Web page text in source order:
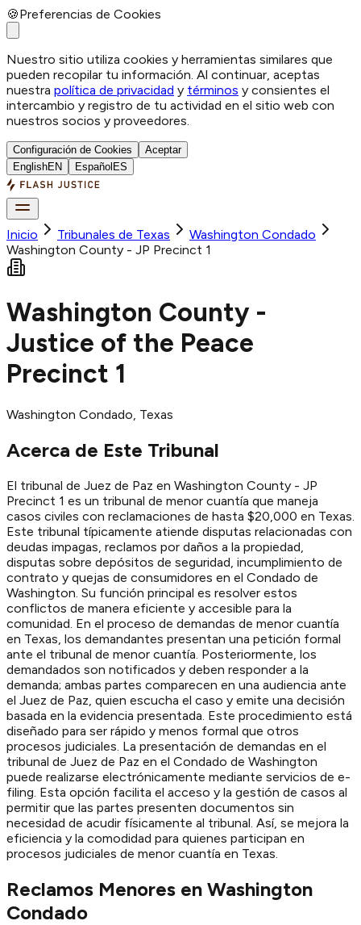
🍪Preferencias de Cookies
Nuestro sitio utiliza cookies y herramientas similares que
pueden recopilar tu información. Al continuar, aceptas
nuestra política de privacidad y términos y consientes el
intercambio y registro de tu actividad en el sitio web con
nuestros socios y proveedores.
Configuración de Cookies
Aceptar
EnglishEN Español ES
Inicio Tribunales de Texas Washington Condado
Washington County - JP Precinct 1
Washington County -
Justice of the Peace
Precinct 1
Washington Condado, Texas
Acerca de Este Tribunal
El tribunal de Juez de Paz en Washington County - JP
Precinct 1 es un tribunal de menor cuantía que maneja
casos civiles con reclamaciones de hasta $20,000 en Texas.
Este tribunal típicamente atiende disputas relacionadas con
deudas impagas, reclamos por daños a la propiedad,
disputas sobre depósitos de seguridad, incumplimiento de
contrato y quejas de consumidores en el Condado de
Washington. Su función principal es resolver estos
conflictos de manera eficiente y accesible para la
comunidad. En el proceso de demandas de menor cuantía
en Texas, los demandantes presentan una petición formal
ante el tribunal de menor cuantía. Posteriormente, los
demandados son notificados y deben responder a la
demanda; ambas partes comparecen en una audiencia ante
el Juez de Paz, quien escucha el caso y emite una decisión
basada en la evidencia presentada. Este procedimiento está
diseñado para ser rápido y menos formal que otros
procesos judiciales. La presentación de demandas en el
tribunal de Juez de Paz en el Condado de Washington
puede realizarse electrónicamente mediante servicios de e-
filing. Esta opción facilita el acceso y la gestión de casos al
permitir que las partes presenten documentos sin
necesidad de acudir físicamente al tribunal. Así, se mejora la
eficiencia y la comodidad para quienes participan en
procesos judiciales de menor cuantía en Texas.
Reclamos Menores en Washington
Condado